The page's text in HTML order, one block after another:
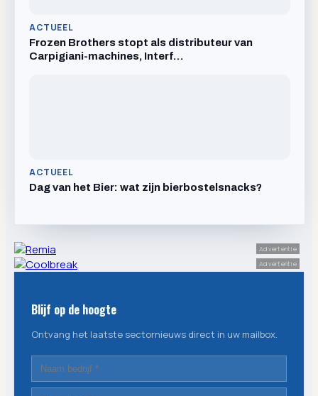
ACTUEEL
Frozen Brothers stopt als distributeur van
Carpigiani-machines, Interf…
ACTUEEL
Dag van het Bier: wat zijn bierbostelsnacks?
Advertentie
Advertentie
Blijf op de hoogte
Ontvang het laatste sectornieuws direct in uw mailbox.